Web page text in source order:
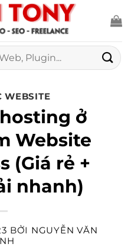
WEBSITE
ở
Website
(Giá rẻ +
nhanh)
BỞI NGUYỄN VĂN